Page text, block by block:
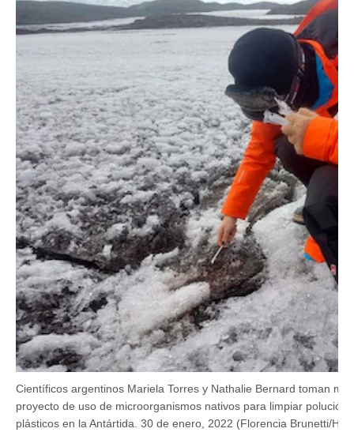
Científicos argentinos Mariela Torres y Nathalie Bernard toman
proyecto de uso de microorganismos nativos para limpiar polución
plásticos en la Antártida. 30 de enero, 2022 (Florencia Brunetti/